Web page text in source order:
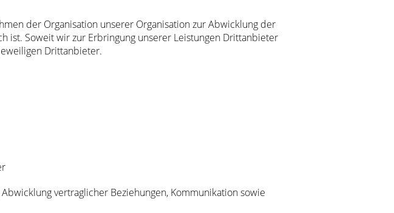
der Organisation unserer Organisation zur Abwicklung der
ist. Soweit wir zur Erbringung unserer Leistungen Drittanbieter
Drittanbieter.
vertraglicher Beziehungen, Kommunikation sowie